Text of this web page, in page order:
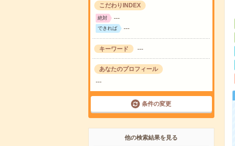
こだわりINDEX
絶対 ---
できれば ---
キーワード ---
あなたのプロフィール
---
条件の変更
他の検索結果を見る